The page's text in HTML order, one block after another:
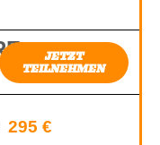
JETZT
TEILNEHMEN
295 €